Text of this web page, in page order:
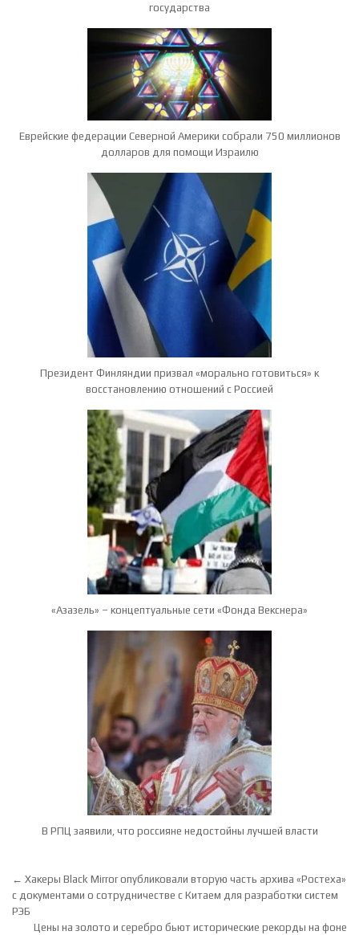
государства
Еврейские федерации Северной Америки собрали 750 миллионов
долларов для помощи Израилю
Президент Финляндии призвал «морально готовиться» к
восстановлению отношений с Россией
«Азазель» – концептуальные сети «Фонда Векснера»
В РПЦ заявили, что россияне недостойны лучшей власти
Навигация по записям
← Хакеры Black Mirror опубликовали вторую часть архива «Ростеха»
с документами о сотрудничестве с Китаем для разработки систем
РЭБ
Цены на золото и серебро бьют исторические рекорды на фоне